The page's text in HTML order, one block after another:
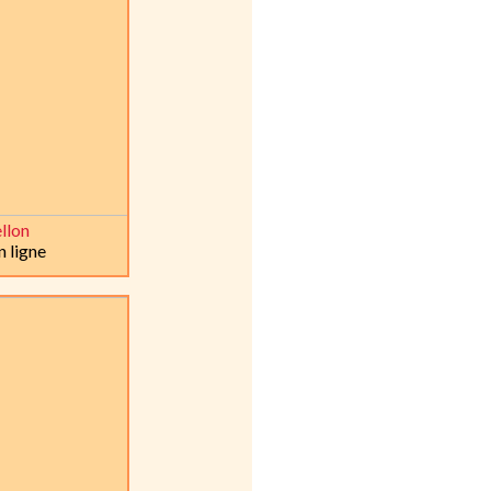
ligne